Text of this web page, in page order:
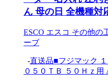
ん 母の日 全機種対
ESCO エスコ その他の
ーブ
-直送品■フジマック
０５０ＴＢ ５０Ｈｚ用